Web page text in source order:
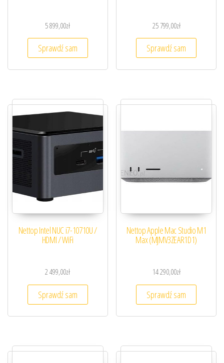
5 899,00zł
Sprawdź sam
25 799,00zł
Sprawdź sam
Nettop Intel NUC i7-10710U /
HDMI / WiFi
2 499,00zł
Sprawdź sam
Nettop Apple Mac Studio M1
Max (MJMV3ZEAR1D1)
14 290,00zł
Sprawdź sam